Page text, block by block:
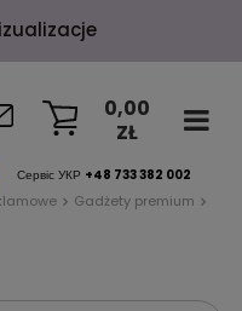
Сервіс УКР +48 733 382 002
0,00
ZŁ
Gadżety premium